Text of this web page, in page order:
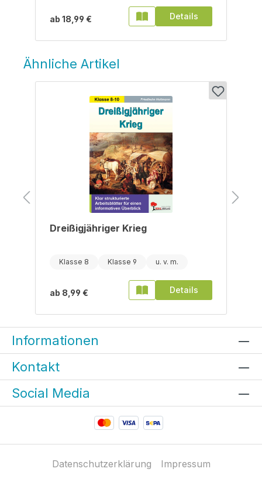
ab 18,99 € Details
Ähnliche Artikel
Dreißigjähriger Krieg
Klasse 8 Klasse 9
ab 8,99 € Details
Informationen
Kontakt
Social Media
Datenschutzerklärung Impressum